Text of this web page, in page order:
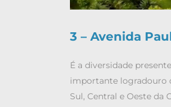
3 – Avenida
É a diversidade
importante logradouro
Sul, Central e Oeste da